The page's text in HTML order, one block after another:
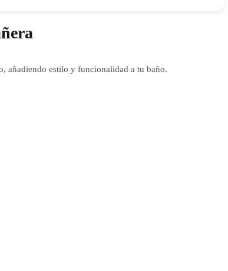
añadiendo estilo y funcionalidad a tu baño.